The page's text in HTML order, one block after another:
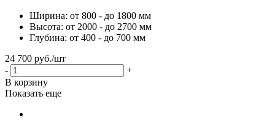
Ширина: от 800 - до 1800 мм
Высота: от 2000 - до 2700 мм
Глубина: от 400 - до 700 мм
24 700 руб./шт
-
+
В корзину
Показать еще